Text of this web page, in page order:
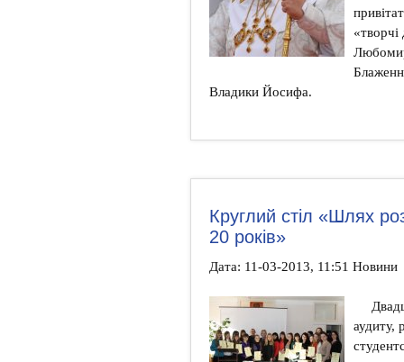
Владики Йосифа.
Круглий стіл «Шлях
20 років»
Дата: 11-03-2013, 11:51 Новини
аудиту,